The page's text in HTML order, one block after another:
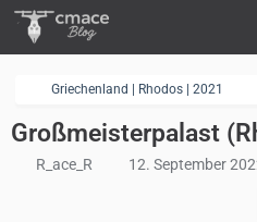
Griechenland | Rhodos | 2021
Großmeisterpalast
R_ace_R 12. September